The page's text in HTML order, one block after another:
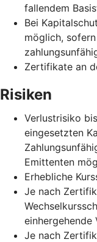
fallendem
Bei
möglich,
Zertifikate an
Risiken
Verlustrisiko
eingesetzten
Emittenten
Erhebliche
Je nach
einhergehende
Je nach